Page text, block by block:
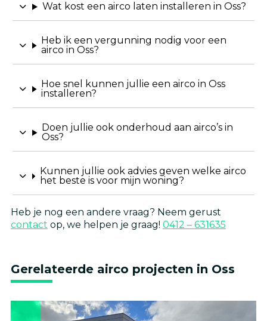
Wat kost een airco laten installeren in Oss?
Heb ik een vergunning nodig voor een
airco in Oss?
Hoe snel kunnen jullie een airco in Oss
installeren?
Doen jullie ook onderhoud aan airco’s in
Oss?
Kunnen jullie ook advies geven welke airco
het beste is voor mijn woning?
Heb je nog een andere vraag? Neem gerust
contact op, we helpen je graag! 0412 – 631635
Gerelateerde airco projecten in Oss